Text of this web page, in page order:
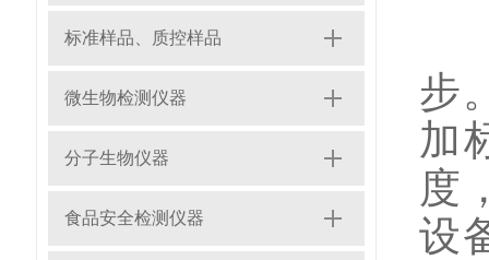
标准样品、质控样品
微生物检测仪器
分子生物仪器
食品安全检测仪器
步
加
度
设